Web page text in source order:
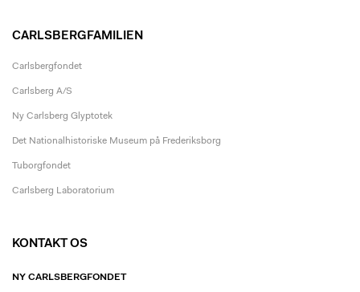
CARLSBERGFAMILIEN
Carlsbergfondet
Carlsberg A/S
Ny Carlsberg Glyptotek
Det Nationalhistoriske Museum på Frederiksborg
Tuborgfondet
Carlsberg Laboratorium
KONTAKT OS
NY CARLSBERGFONDET